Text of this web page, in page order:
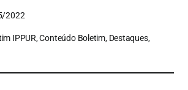
2022
IPPUR, Conteúdo Boletim, Destaques,